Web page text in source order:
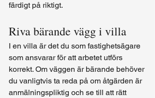
färdigt på riktigt.
Riva bärande vägg i villa
I en villa är det du som fastighetsägare
som ansvarar för att arbetet utförs
korrekt. Om väggen är bärande behöver
du vanligtvis ta reda på om åtgärden är
anmälningspliktig och se till att rätt